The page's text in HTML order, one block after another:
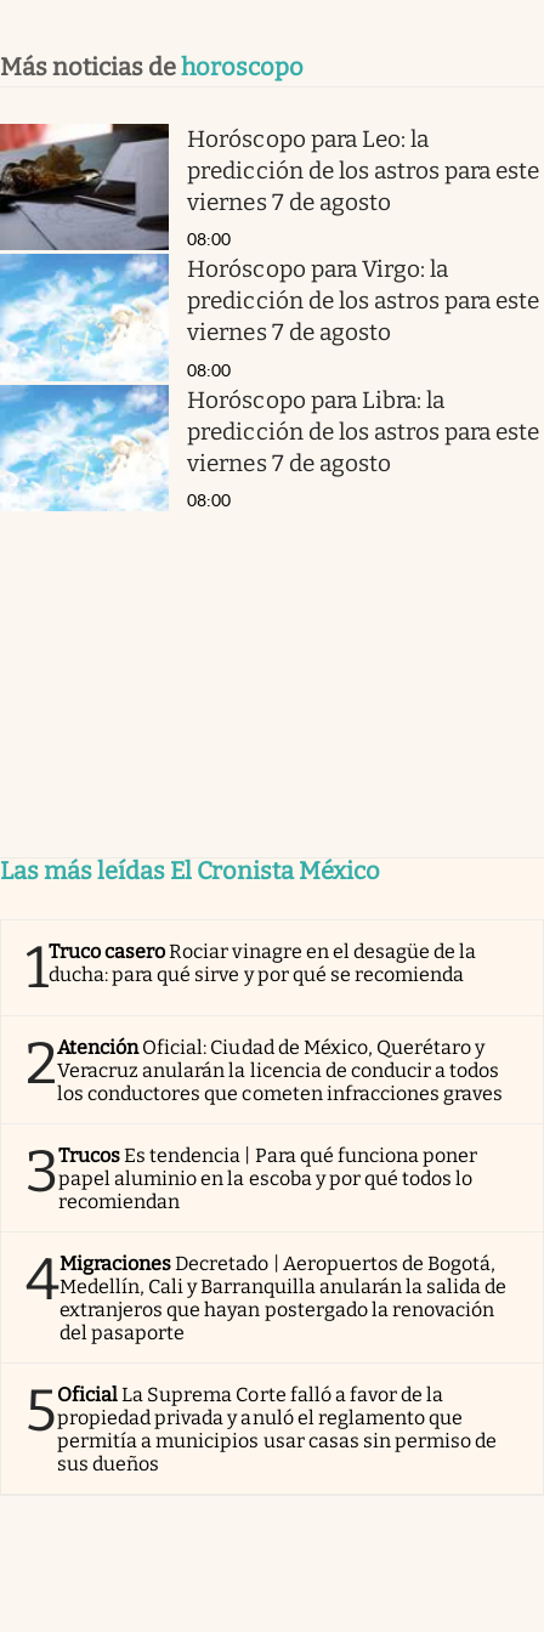
Más noticias dehoroscopo
Horóscopo para Leo: la
predicción de los astros para este
viernes 7 de agosto
08:00
Horóscopo para Virgo: la
predicción de los astros para este
viernes 7 de agosto
08:00
Horóscopo para Libra: la
predicción de los astros para este
viernes 7 de agosto
08:00
Las más leídas El Cronista México
1Truco caseroRociar vinagre en el desagüe de la
ducha: para qué sirve y por qué se recomienda
2AtenciónOficial: Ciudad de México, Querétaro y
Veracruz anularán la licencia de conducir a todos
los conductores que cometen infracciones graves
3TrucosEs tendencia | Para qué funciona poner
papel aluminio en la escoba y por qué todos lo
recomiendan
4MigracionesDecretado | Aeropuertos de Bogotá,
Medellín, Cali y Barranquilla anularán la salida de
extranjeros que hayan postergado la renovación
del pasaporte
5OficialLa Suprema Corte falló a favor de la
propiedad privada y anuló el reglamento que
permitía a municipios usar casas sin permiso de
sus dueños